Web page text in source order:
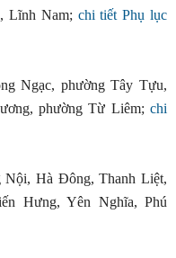
Lĩnh Nam; chi tiết Phụ lục
Ngạc, phường Tây Tựu,
phường Từ Liêm; chi
Hà Đông, Thanh Liệt,
Hưng, Yên Nghĩa, Phú